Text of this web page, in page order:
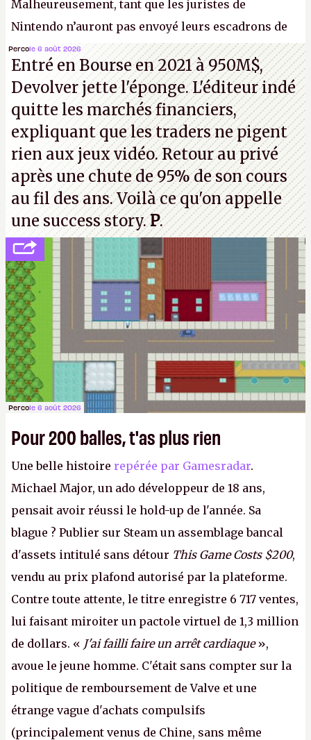
Malheureusement, tant que les juristes de
Nintendo n’auront pas envoyé leurs escadrons de
la mort judiciaires pour distribuer du copyright
strike à tour de bras, l'Oncle Sam continuera
d'étaler sa confiture intellectuelle sur vos
souvenirs d'enfance.P.
Percole 6 août 2026
Entré en Bourse en 2021 à 950M$,
Devolver jette l'éponge. L'éditeur indé
quitte les marchés financiers,
expliquant que les traders ne pigent
rien aux jeux vidéo. Retour au privé
après une chute de 95% de son cours
au fil des ans. Voilà ce qu'on appelle
une success story.P.
Percole 6 août 2026
Pour 200 balles, t'as plus rien
Une belle histoire repérée par Gamesradar.
Michael Major, un ado développeur de 18 ans,
pensait avoir réussi le hold-up de l'année. Sa
blague ? Publier sur Steam un assemblage bancal
d'assets intitulé sans détour This Game Costs $200,
vendu au prix plafond autorisé par la plateforme.
Contre toute attente, le titre enregistre 6 717 ventes,
lui faisant miroiter un pactole virtuel de 1,3 million
de dollars. « J'ai failli faire un arrêt cardiaque»,
avoue le jeune homme. C'était sans compter sur la
politique de remboursement de Valve et une
étrange vague d'achats compulsifs
(principalement venus de Chine, sans même